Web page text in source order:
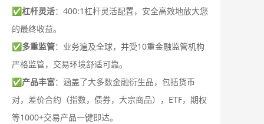
✅杠杆灵活：400:1杠杆灵活配置，安全高效地放大您
的最终收益。
✅多重监管：业务遍及全球，并受10重金融监管机构
严格监管，交易环境舒适可靠。
✅产品丰富：涵盖了大多数金融衍生品，包括货币
对，差价合约（指数，债券，大宗商品），ETF，期权
等1000+交易产品一键即达。